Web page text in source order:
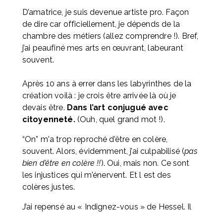
D’amatrice, je suis devenue artiste pro. Façon
de dire car officiellement, je dépends de la
chambre des métiers (allez comprendre !). Bref,
j’ai peaufiné mes arts en œuvrant, labeurant
souvent.
Après 10 ans à errer dans les labyrinthes de la
création voilà : je crois être arrivée là où je
devais être. Dans l’art conjugué avec
citoyenneté. (Ouh, quel grand mot !).
“On” m'a trop reproché d’être en colère,
souvent. Alors, évidemment, j’ai culpabilisé (pas
bien d’être en colère !!). Oui, mais non. Ce sont
les injustices qui m'énervent. Et l est des
colères justes.
J’ai repensé au « Indignez-vous » de Hessel. Il